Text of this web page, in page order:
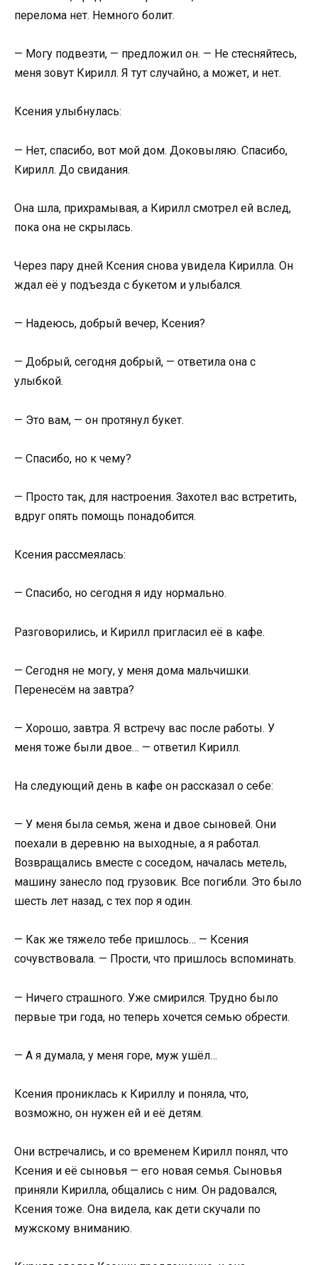
перелома нет. Немного болит.
— Могу подвезти, — предложил он. — Не стесняйтесь,
меня зовут Кирилл. Я тут случайно, а может, и нет.
Ксения улыбнулась:
— Нет, спасибо, вот мой дом. Доковыляю. Спасибо,
Кирилл. До свидания.
Она шла, прихрамывая, а Кирилл смотрел ей вслед,
пока она не скрылась.
Через пару дней Ксения снова увидела Кирилла. Он
ждал её у подъезда с букетом и улыбался.
— Надеюсь, добрый вечер, Ксения?
— Добрый, сегодня добрый, — ответила она с
улыбкой.
— Это вам, — он протянул букет.
— Спасибо, но к чему?
— Просто так, для настроения. Захотел вас встретить,
вдруг опять помощь понадобится.
Ксения рассмеялась:
— Спасибо, но сегодня я иду нормально.
Разговорились, и Кирилл пригласил её в кафе.
— Сегодня не могу, у меня дома мальчишки.
Перенесём на завтра?
— Хорошо, завтра. Я встречу вас после работы. У
меня тоже были двое… — ответил Кирилл.
На следующий день в кафе он рассказал о себе:
— У меня была семья, жена и двое сыновей. Они
поехали в деревню на выходные, а я работал.
Возвращались вместе с соседом, началась метель,
машину занесло под грузовик. Все погибли. Это было
шесть лет назад, с тех пор я один.
— Как же тяжело тебе пришлось… — Ксения
сочувствовала. — Прости, что пришлось вспоминать.
— Ничего страшного. Уже смирился. Трудно было
первые три года, но теперь хочется семью обрести.
— А я думала, у меня горе, муж ушёл…
Ксения прониклась к Кириллу и поняла, что,
возможно, он нужен ей и её детям.
Они встречались, и со временем Кирилл понял, что
Ксения и её сыновья — его новая семья. Сыновья
приняли Кирилла, общались с ним. Он радовался,
Ксения тоже. Она видела, как дети скучали по
мужскому вниманию.